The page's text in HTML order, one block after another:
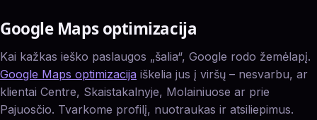
Google Maps optimizacija
Kai kažkas ieško paslaugos „šalia“, Google rodo žemėlapį.
Google Maps optimizacija iškelia jus į viršų – nesvarbu, ar
klientai Centre, Skaistakalnyje, Molainiuose ar prie
Pajuosčio. Tvarkome profilį, nuotraukas ir atsiliepimus.